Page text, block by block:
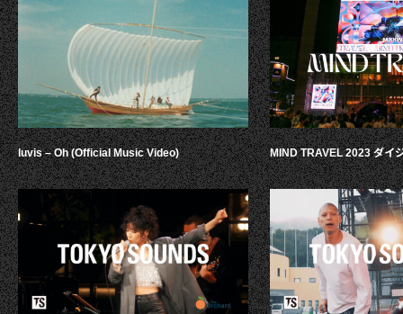
luvis – Oh (Official Music Video) MIND TRAVEL 2023 ダイ